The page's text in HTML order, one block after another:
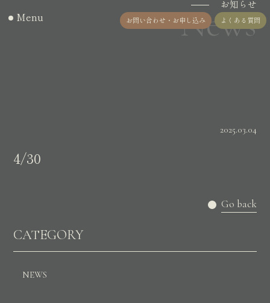
Menu お問い合わせ・お申し込み よくある質問
お知らせ
News
2025.03.04
4/30
Go back
CATEGORY
NEWS